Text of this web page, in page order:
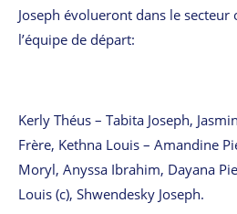
Joseph évolueront dans le
l’équipe de départ:
Kerly Théus – Tabita Joseph,
Frère, Kethna Louis – Amandine
Moryl, Anyssa Ibrahim, Dayana
Louis (c), Shwendesky Joseph.